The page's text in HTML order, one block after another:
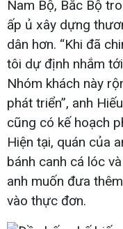
Nam Bộ, Bắc Bộ
ấp ủ xây dựng
dân hơn. “Khi đã
tôi dự định nhắm
Nhóm khách này
phát triển”, anh
cũng có kế hoạch
Hiện tại, quán của
bánh canh cá lóc
anh muốn đưa
vào thực đơn.